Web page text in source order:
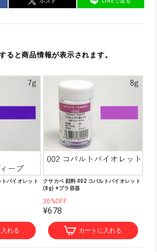
ると商品情報が表示されます。
バイオレット
れる
クサカベ 顔料 002 コバルトバイオレット
(8g) ※プラ容器
30%OFF
¥678
カートに入れる